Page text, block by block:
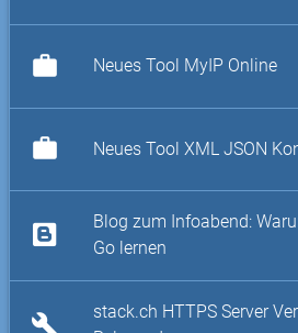
work Neues Tool MyIP Online
work Neues Tool XML JSON
Blog zum Infoabend:
Go lernen
build
stack.ch HTTPS Server